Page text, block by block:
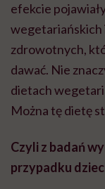
efekcie
wegetariańskich
zdrowotnych,
dawać. Nie
dietach
Można tę dietę
Czyli z badań
przypadku